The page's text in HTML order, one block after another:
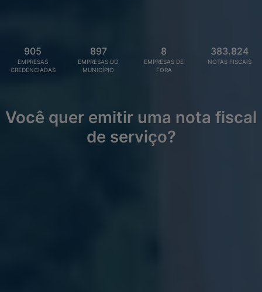
905
EMPRESAS
CREDENCIADAS
897
EMPRESAS DO
MUNICÍPIO
8
EMPRESAS DE
FORA
383.824
NOTAS FISCAIS
Você quer emitir uma nota fiscal
de serviço?